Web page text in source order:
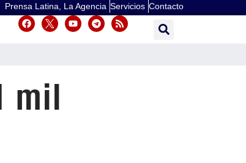
Prensa Latina, La Agencia Servicios Contacto
mil